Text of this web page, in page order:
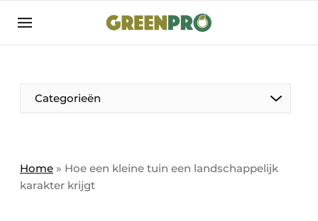
Aanmelden
Bedrijven
Bedrijven
Direct contact
Evenement aanmelden
Categorieën
Home » Hoe een kleine tuin een landschappelijk
karakter krijgt